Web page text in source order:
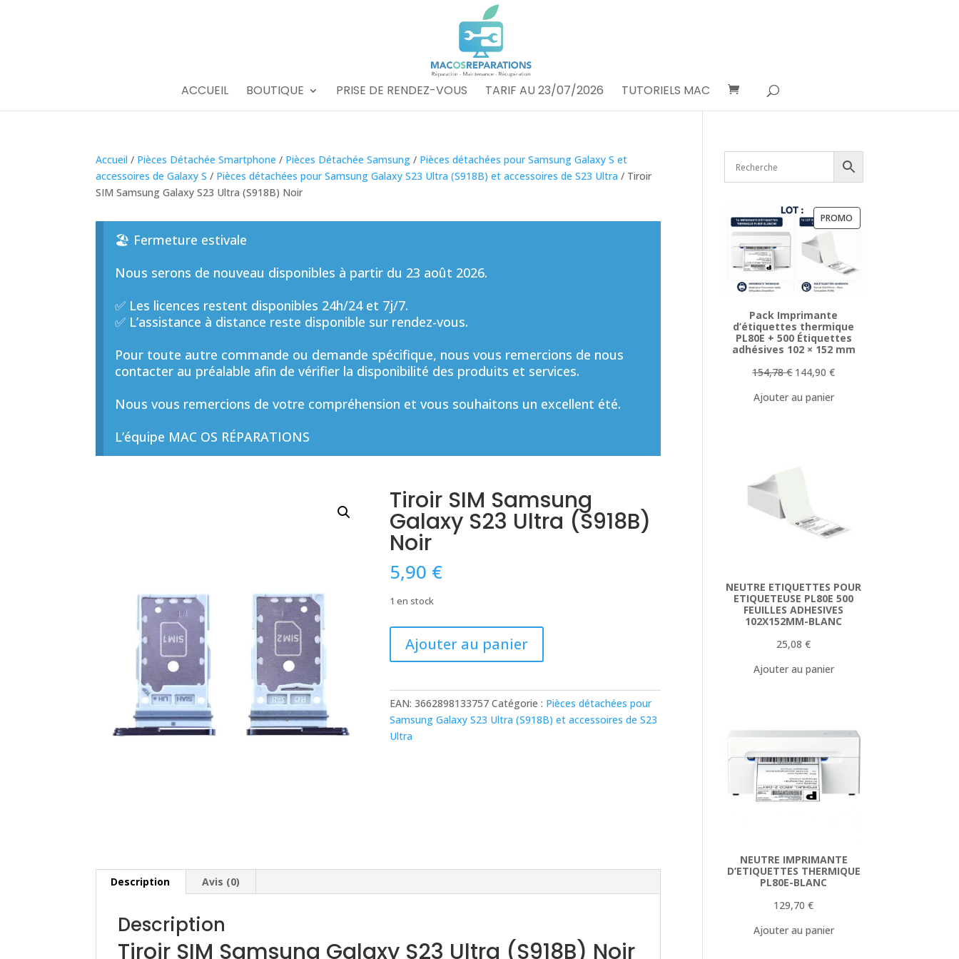
ACCUEIL BOUTIQUE PRISE DE RENDEZ-VOUS TARIF AU 23/07/2026 TUTORIELS MAC
Accueil / Pièces Détachée Smartphone / Pièces Détachée Samsung / Pièces détachées pour Samsung Galaxy S et
accessoires de Galaxy S / Pièces détachées pour Samsung Galaxy S23 Ultra (S918B) et accessoires de S23 Ultra / Tiroir
SIM Samsung Galaxy S23 Ultra (S918B) Noir
🏖️ Fermeture estivale
Nous serons de nouveau disponibles à partir du 23 août 2026.
✅ Les licences restent disponibles 24h/24 et 7j/7.
✅ L’assistance à distance reste disponible sur rendez-vous.
Pour toute autre commande ou demande spécifique, nous vous remercions de nous
contacter au préalable afin de vérifier la disponibilité des produits et services.
Nous vous remercions de votre compréhension et vous souhaitons un excellent été.
L’équipe MAC OS RÉPARATIONS
Tiroir SIM Samsung
Galaxy S23 Ultra (S918B)
Noir
5,90 €
1 en stock
Samsung
Galaxy
S23
Ajouter au panier
EAN:3662898133757 Catégorie : Pièces détachées pour
Samsung Galaxy S23 Ultra (S918B) et accessoires de S23
Ultra
Description Avis (0)
Description
Tiroir SIM Samsung Galaxy S23 Ultra (S918B) Noir
PROMO
Pack Imprimante
d’étiquettes thermique
PL80E + 500 Étiquettes
adhésives 102 × 152 mm
154,78€ Le
initial
144,90€Le
Ajouter au panier
NEUTRE ETIQUETTES POUR
ETIQUETEUSE PL80E 500
FEUILLES ADHESIVES
102X152MM-BLANC
25,08€
Ajouter au panier
NEUTRE IMPRIMANTE
D’ETIQUETTES THERMIQUE
PL80E-BLANC
129,70€
Ajouter au panier